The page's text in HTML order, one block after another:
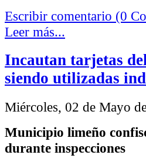
Escribir comentario (0
Leer más...
Incautan tarjetas
siendo utilizadas
Miércoles, 02 de Mayo
Municipio limeño
durante inspecciones